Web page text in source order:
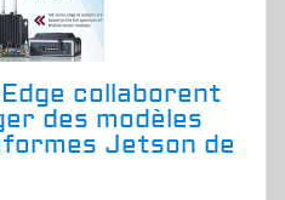
collaborent
des modèles
Jetson de